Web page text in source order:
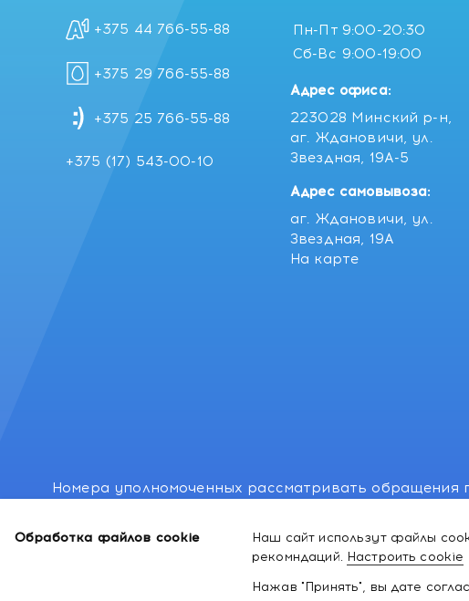
Обработка файлов cookie
Наш сайт использут файлы
рекомндаций. Настроить cookie
Нажав "Принять", вы дате
+375 44 766-55-88
+375 29 766-55-88
+375 25 766-55-88
+375 (17) 543-00-10
Пн-Пт 9:00-20:30
Сб-Вс 9:00-19:00
Адрес офиса:
223028 Минский р-н,
аг. Ждановичи, ул.
Звездная, 19А-5
Адрес самовывоза:
аг. Ждановичи, ул.
Звездная, 19А
На карте
Номера уполномоченных рассматривать обращения
Номер и адрес электронной почты лица,
законодательством о защите прав